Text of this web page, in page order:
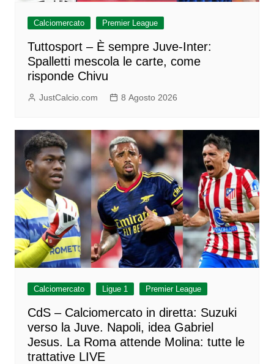
Calciomercato Premier League
Tuttosport – È sempre Juve-Inter:
Spalletti mescola le carte, come
risponde Chivu
JustCalcio.com 8 Agosto 2026
Calciomercato Ligue 1 Premier League
CdS – Calciomercato in diretta: Suzuki
verso la Juve. Napoli, idea Gabriel
Jesus. La Roma attende Molina: tutte le
trattative LIVE